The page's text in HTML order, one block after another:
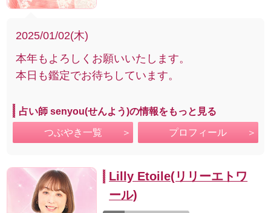
2025/01/02(木)
本年もよろしくお願いいたします。
本日も鑑定でお待ちしています。
占い師 senyou(せんよう)の情報をもっと見る
つぶやき一覧 プロフィール
Lilly Etoile(リリーエトワ
ール)